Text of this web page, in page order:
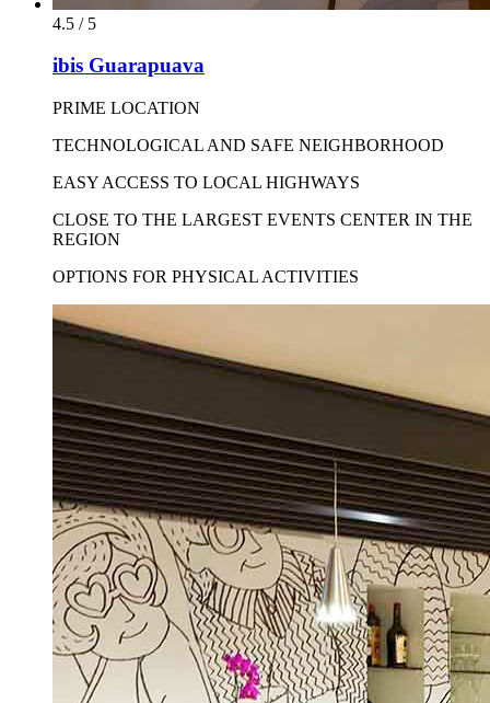
4.5 / 5
ibis Guarapuava
PRIME LOCATION
TECHNOLOGICAL AND SAFE NEIGHBORHOOD
EASY ACCESS TO LOCAL HIGHWAYS
CLOSE TO THE LARGEST EVENTS CENTER IN THE
REGION
OPTIONS FOR PHYSICAL ACTIVITIES